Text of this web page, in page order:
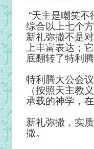
“天主是嘲笑
综合以上七个
新礼弥撒不是
上丰富表达；
底翻转了特利
特利腾大公会
（按照天主教
承载的神学，
新礼弥撒，实
撒。